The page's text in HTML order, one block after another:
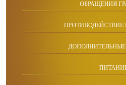
ОБРАЩЕНИЯ